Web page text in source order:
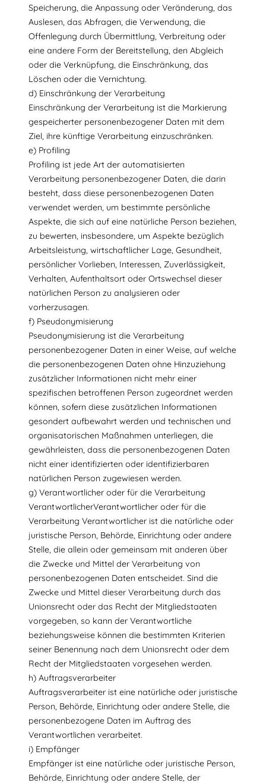
Speicherung, die Anpassung oder Veränderung, das
Auslesen, das Abfragen, die Verwendung, die
Offenlegung durch Übermittlung, Verbreitung oder
eine andere Form der Bereitstellung, den Abgleich
oder die Verknüpfung, die Einschränkung, das
Löschen oder die Vernichtung.
d) Einschränkung der Verarbeitung
Einschränkung der Verarbeitung ist die Markierung
gespeicherter personenbezogener Daten mit dem
Ziel, ihre künftige Verarbeitung einzuschränken.
e) Profiling
Profiling ist jede Art der automatisierten
Verarbeitung personenbezogener Daten, die darin
besteht, dass diese personenbezogenen Daten
verwendet werden, um bestimmte persönliche
Aspekte, die sich auf eine natürliche Person beziehen,
zu bewerten, insbesondere, um Aspekte bezüglich
Arbeitsleistung, wirtschaftlicher Lage, Gesundheit,
persönlicher Vorlieben, Interessen, Zuverlässigkeit,
Verhalten, Aufenthaltsort oder Ortswechsel dieser
natürlichen Person zu analysieren oder
vorherzusagen.
f) Pseudonymisierung
Pseudonymisierung ist die Verarbeitung
personenbezogener Daten in einer Weise, auf welche
die personenbezogenen Daten ohne Hinzuziehung
zusätzlicher Informationen nicht mehr einer
spezifischen betroffenen Person zugeordnet werden
können, sofern diese zusätzlichen Informationen
gesondert aufbewahrt werden und technischen und
organisatorischen Maßnahmen unterliegen, die
gewährleisten, dass die personenbezogenen Daten
nicht einer identifizierten oder identifizierbaren
natürlichen Person zugewiesen werden.
g) Verantwortlicher oder für die Verarbeitung
VerantwortlicherVerantwortlicher oder für die
Verarbeitung Verantwortlicher ist die natürliche oder
juristische Person, Behörde, Einrichtung oder andere
Stelle, die allein oder gemeinsam mit anderen über
die Zwecke und Mittel der Verarbeitung von
personenbezogenen Daten entscheidet. Sind die
Zwecke und Mittel dieser Verarbeitung durch das
Unionsrecht oder das Recht der Mitgliedstaaten
vorgegeben, so kann der Verantwortliche
beziehungsweise können die bestimmten Kriterien
seiner Benennung nach dem Unionsrecht oder dem
Recht der Mitgliedstaaten vorgesehen werden.
h) Auftragsverarbeiter
Auftragsverarbeiter ist eine natürliche oder juristische
Person, Behörde, Einrichtung oder andere Stelle, die
personenbezogene Daten im Auftrag des
Verantwortlichen verarbeitet.
i) Empfänger
Empfänger ist eine natürliche oder juristische Person,
Behörde, Einrichtung oder andere Stelle, der